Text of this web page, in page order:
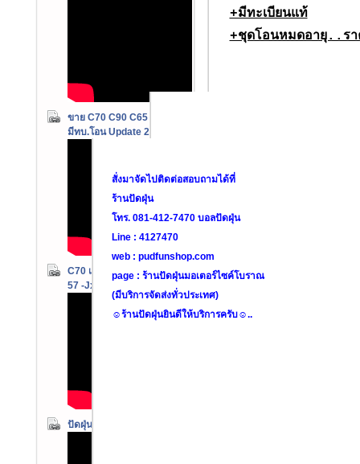
ขาย C70 C90 C65
มีทบ.โอน Update 26-06-57
C70 เครื่่องดรีม Up 06-06-
57 -Jx110 wing125
ปัดฝุ่น V.2 Youtube
+มีทะเบียนแท้
+ชุดโอนหมดอายุ..รา
สั่งมาจัดไปติดต่อสอบถามได้ที่
ร้านปัดฝุ่น
โทร. 081-412-7470 บอลปัดฝุ่น
Line : 4127470
web : pudfunshop.com
page : ร้านปัดฝุ่นมอเตอร์ไซค์โบราณ
(มีบริการจัดส่งทั่วประเทศ)
☺️ร้านปัดฝุ่นยินดีให้บริการครับ☺️..